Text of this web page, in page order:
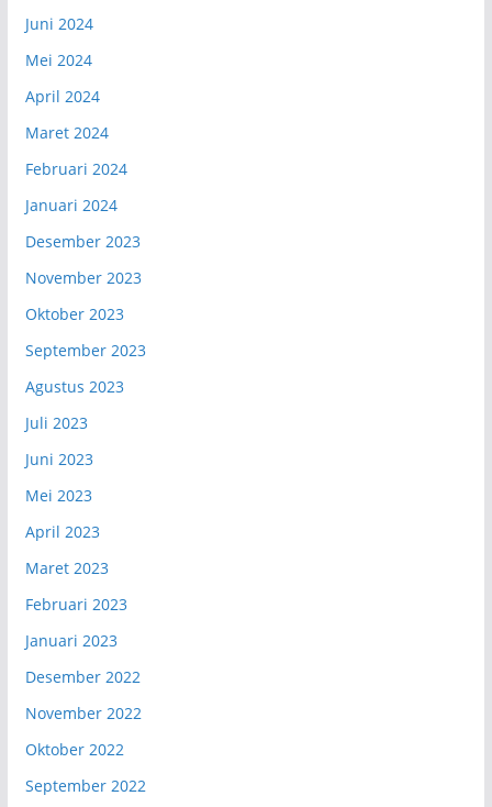
Juni 2024
Mei 2024
April 2024
Maret 2024
Februari 2024
Januari 2024
Desember 2023
November 2023
Oktober 2023
September 2023
Agustus 2023
Juli 2023
Juni 2023
Mei 2023
April 2023
Maret 2023
Februari 2023
Januari 2023
Desember 2022
November 2022
Oktober 2022
September 2022